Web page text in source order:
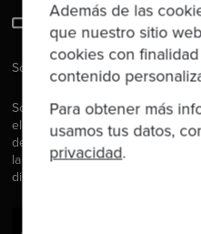
Además de las
que nuestro sitio
cookies con
contenido
Para obtener más
usamos tus datos,
privacidad.
Software es nuestra pasión.
Somos Software Craftspeople.
elaborado para nuestros
desarrolladores/as a mejorar en
la orientación y la tutoría.
distribución de software.